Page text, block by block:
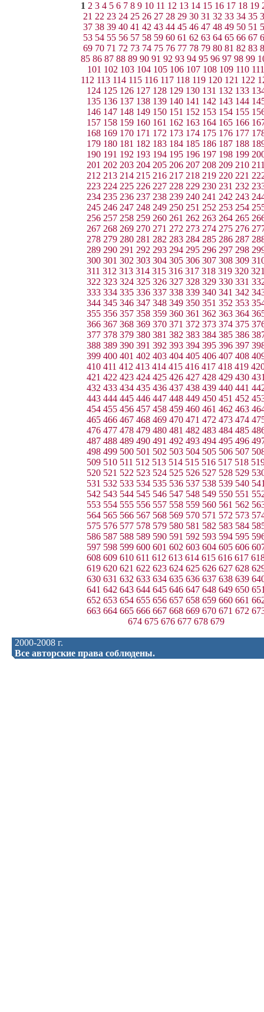
1 2 3 4 5 6 7 8 9 10 11 12 13 14 15 16 17 18 19
21 22 23 24 25 26 27 28 29 30 31 32 33 34 35
37 38 39 40 41 42 43 44 45 46 47 48 49 50 51
53 54 55 56 57 58 59 60 61 62 63 64 65 66 67
69 70 71 72 73 74 75 76 77 78 79 80 81 82 83
85 86 87 88 89 90 91 92 93 94 95 96 97 98 99
101 102 103 104 105 106 107 108 109 110 111
112 113 114 115 116 117 118 119 120 121 122
124 125 126 127 128 129 130 131 132 133
135 136 137 138 139 140 141 142 143 144
146 147 148 149 150 151 152 153 154 155
157 158 159 160 161 162 163 164 165 166
168 169 170 171 172 173 174 175 176 177
179 180 181 182 183 184 185 186 187 188
190 191 192 193 194 195 196 197 198 199
201 202 203 204 205 206 207 208 209 210
212 213 214 215 216 217 218 219 220 221
223 224 225 226 227 228 229 230 231 232
234 235 236 237 238 239 240 241 242 243
245 246 247 248 249 250 251 252 253 254
256 257 258 259 260 261 262 263 264 265
267 268 269 270 271 272 273 274 275 276
278 279 280 281 282 283 284 285 286 287
289 290 291 292 293 294 295 296 297 298
300 301 302 303 304 305 306 307 308 309
311 312 313 314 315 316 317 318 319 320
322 323 324 325 326 327 328 329 330 331
333 334 335 336 337 338 339 340 341 342
344 345 346 347 348 349 350 351 352 353
355 356 357 358 359 360 361 362 363 364
366 367 368 369 370 371 372 373 374 375
377 378 379 380 381 382 383 384 385 386
388 389 390 391 392 393 394 395 396 397
399 400 401 402 403 404 405 406 407 408
410 411 412 413 414 415 416 417 418 419
421 422 423 424 425 426 427 428 429 430
432 433 434 435 436 437 438 439 440 441
443 444 445 446 447 448 449 450 451 452
454 455 456 457 458 459 460 461 462 463
465 466 467 468 469 470 471 472 473 474
476 477 478 479 480 481 482 483 484 485
487 488 489 490 491 492 493 494 495 496
498 499 500 501 502 503 504 505 506 507
509 510 511 512 513 514 515 516 517 518
520 521 522 523 524 525 526 527 528 529
531 532 533 534 535 536 537 538 539 540
542 543 544 545 546 547 548 549 550 551
553 554 555 556 557 558 559 560 561 562
564 565 566 567 568 569 570 571 572 573
575 576 577 578 579 580 581 582 583 584
586 587 588 589 590 591 592 593 594 595
597 598 599 600 601 602 603 604 605 606
608 609 610 611 612 613 614 615 616 617
619 620 621 622 623 624 625 626 627 628
630 631 632 633 634 635 636 637 638 639
641 642 643 644 645 646 647 648 649 650
652 653 654 655 656 657 658 659 660 661
663 664 665 666 667 668 669 670 671 672
674 675 676 677 678 679
2000-2008 г.
Все авторские права соблюдены.